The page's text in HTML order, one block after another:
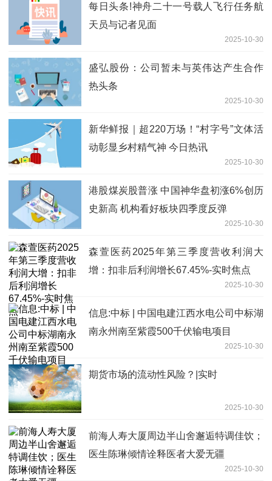
每日头条!神舟二十一号载人飞行任务航
天员与记者见面
2025-10-30
盛弘股份：公司暂未与英伟达产生合作
热头条
2025-10-30
新华鲜报｜超220万场！“村字号”文体活
动彰显乡村精气神 今日热讯
2025-10-30
港股煤炭股普涨 中国神华盘初涨6%创历
史新高 机构看好板块四季度反弹
2025-10-30
森萱医药2025年第三季度营收利润大
增：扣非后利润增长67.45%-实时焦点
2025-10-30
信息:中标 | 中国电建江西水电公司中标湖
南永州南至紫霞500千伏输电项目
2025-10-30
期货市场的流动性风险？|实时
2025-10-30
前海人寿大厦周边半山舍邂逅特调佳饮；
医生陈琳倾情诠释医者大爱无疆
2025-10-30